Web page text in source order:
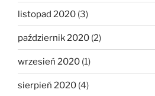
listopad 2020 (3)
październik 2020 (2)
wrzesień 2020 (1)
sierpień 2020 (4)